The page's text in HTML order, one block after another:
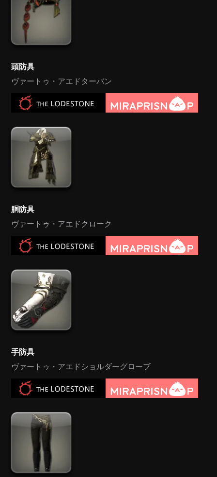
頭防具
ヴァートゥ・アエドターバン
胴防具
ヴァートゥ・アエドクローク
手防具
ヴァートゥ・アエドショルダーグローブ